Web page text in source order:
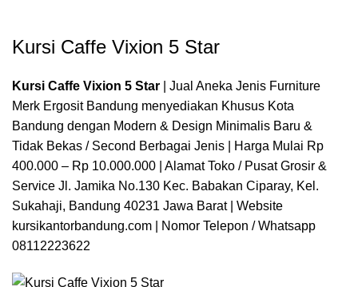
Kursi Caffe Vixion 5 Star
Kursi Caffe Vixion 5 Star
| Jual Aneka Jenis Furniture
Merk Ergosit Bandung menyediakan Khusus Kota
Bandung dengan Modern & Design Minimalis Baru &
Tidak Bekas / Second Berbagai Jenis | Harga Mulai Rp
400.000 – Rp 10.000.000 | Alamat Toko / Pusat Grosir &
Service Jl. Jamika No.130 Kec. Babakan Ciparay, Kel.
Sukahaji, Bandung 40231 Jawa Barat | Website
kursikantorbandung.com | Nomor Telepon / Whatsapp
08112223622